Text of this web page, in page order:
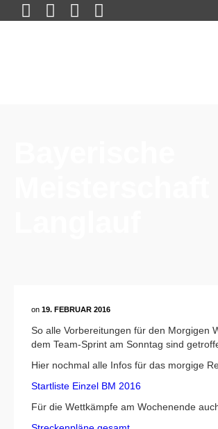
on 19. FEBRUAR 2016
So alle Vorbereitungen für den Morgigen
dem Team-Sprint am Sonntag sind
Hier nochmal alle Infos für das morgige
Startliste Einzel BM 2016
Für die Wettkämpfe am Wochenende